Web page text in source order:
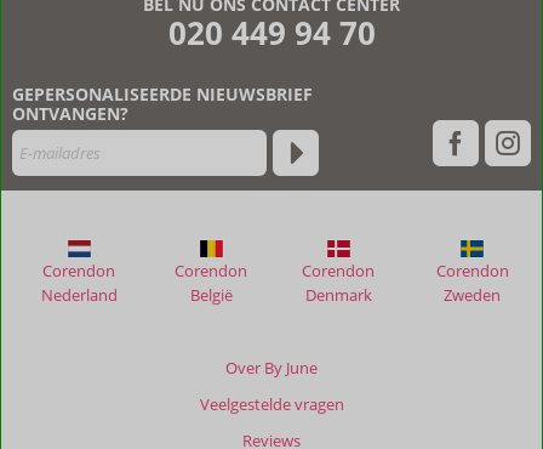
020 449 94 70
GEPERSONALISEERDE NIEUWSBRIEF
ONTVANGEN?
Over By June
Veelgestelde vragen
Reviews
Corendon
Nederland
Corendon
België
Corendon
Denmark
Corendon
Zweden